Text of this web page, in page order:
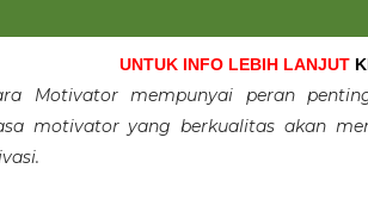
UNTUK INFO LEBIH LANJUT
Motivator mempunyai peran
motivator yang berkualitas akan